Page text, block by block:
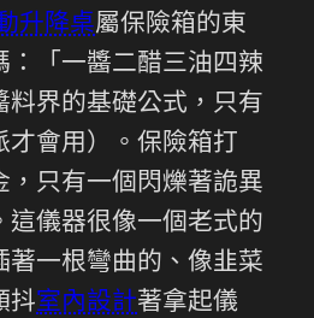
升降桌屬保險箱的東
：「一醬二醋三油四辣
料界的基礎公式，只有
會用）。保險箱打
，只有一個閃爍著詭異
這儀器很像一個老式的
著一根彎曲的、像韭菜
抖室內設計著拿起儀